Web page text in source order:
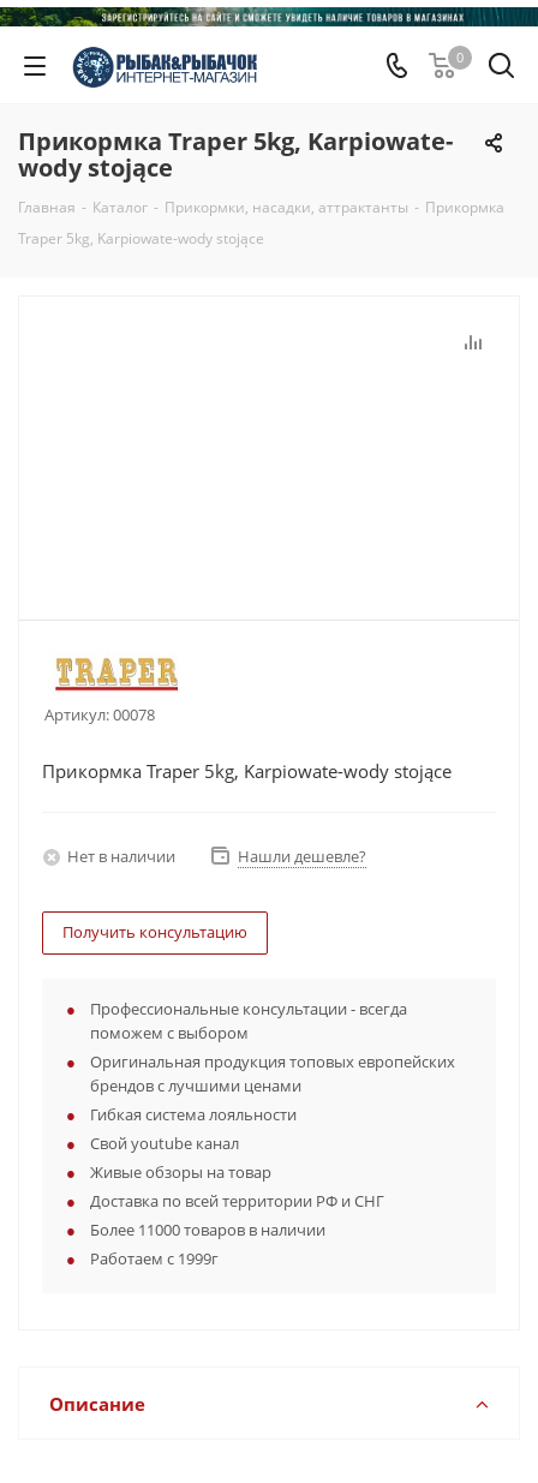
0
Прикормка Traper 5kg, Karpiowate-
wody stojące
Главная - Каталог - Прикормки, насадки, аттрактанты - Прикормка
Traper 5kg, Karpiowate-wody stojące
Артикул:00078
Прикормка Traper 5kg, Karpiowate-wody stojące
Нет в наличии Нашли дешевле?
Получить консультацию
Профессиональные консультации - всегда
поможем с выбором
Оригинальная продукция топовых европейских
брендов с лучшими ценами
Гибкая система лояльности
Свой youtube канал
Живые обзоры на товар
Доставка по всей территории РФ и СНГ
Более 11000 товаров в наличии
Работаем с 1999г
Описание